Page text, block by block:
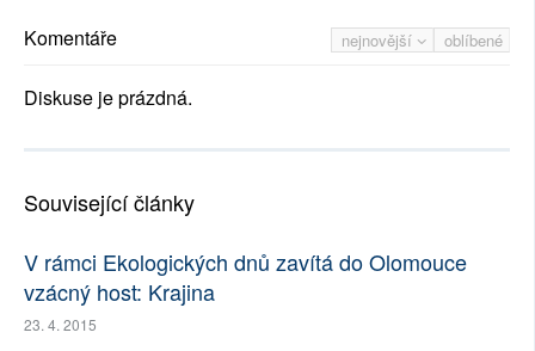
nejnovější oblíbené
Komentáře
Diskuse je prázdná.
Související články
V rámci Ekologických dnů zavítá do Olomouce
vzácný host: Krajina
23. 4. 2015